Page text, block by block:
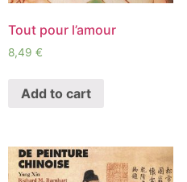
Tout pour l’amour
8,49 €
Add to cart